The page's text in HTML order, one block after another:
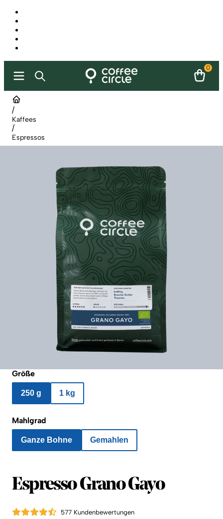
0
/
Kaffees
/
Espressos
Größe
250 g 1 kg
Mahlgrad
Ganze Bohne Gemahlen
Espresso Grano Gayo
577 Kundenbewertungen